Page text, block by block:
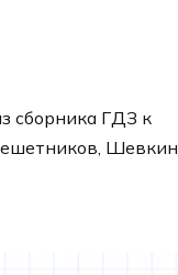
сборника ГДЗ к
Шевкин.